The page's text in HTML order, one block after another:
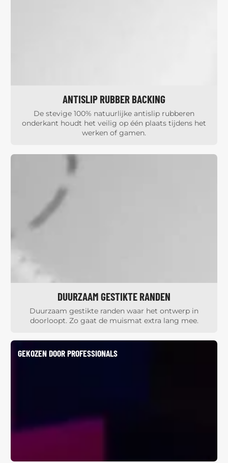
ANTISLIP RUBBER BACKING
De stevige 100% natuurlijke antislip rubberen
onderkant houdt het veilig op één plaats tijdens het
werken of gamen.
DUURZAAM GESTIKTE RANDEN
Duurzaam gestikte randen waar het ontwerp in
doorloopt. Zo gaat de muismat extra lang mee.
GEKOZEN DOOR PROFESSIONALS